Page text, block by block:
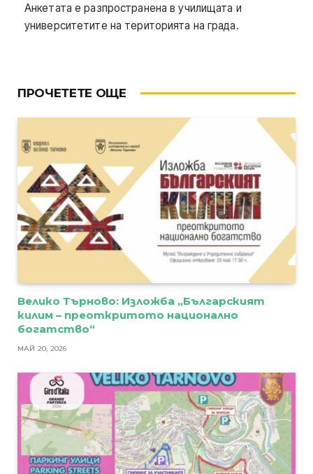
Анкетата е разпространена в училищата и
университетите на територията на града.
ПРОЧЕТЕТЕ ОЩЕ
Велико Търново: Изложба „Българският
килим – преоткритото национално
богатство“
МАЙ 20, 2026